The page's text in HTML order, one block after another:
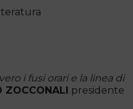
i fusi orari e la linea di
ZOCCONALI presidente